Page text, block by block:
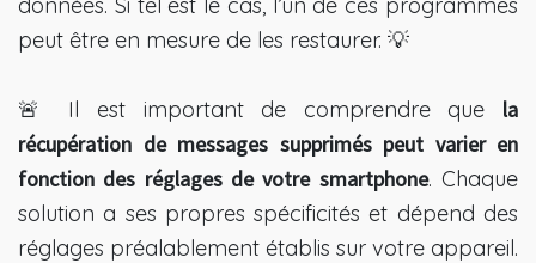
peut être en mesure de les restaurer. 💡
🚨 Il est important de comprendre que la
récupération de messages supprimés peut varier en
fonction des réglages de votre smartphone. Chaque
solution a ses propres spécificités et dépend des
réglages préalablement établis sur votre appareil.